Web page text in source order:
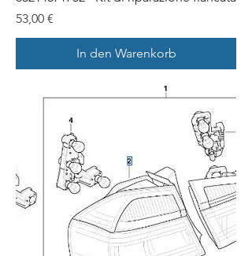
Preis
53,00 €
In den Warenkorb